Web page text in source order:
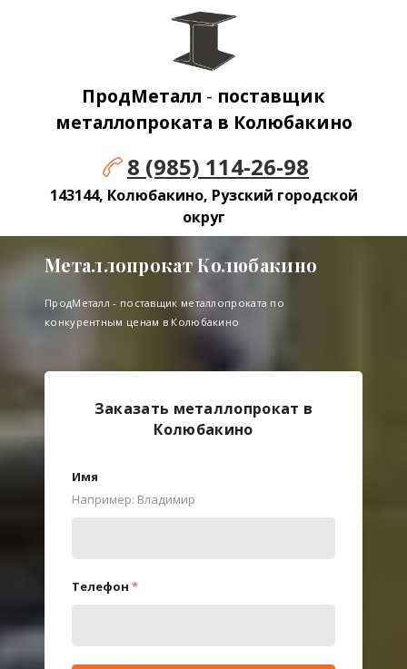
ПродМеталл - поставщик
металлопроката в Колюбакино
8 (985) 114-26-98
143144, Колюбакино, Рузский городской
округ
Металлопрокат Колюбакино
ПродМеталл - поставщик металлопроката по
конкурентным ценам в Колюбакино
Заказать металлопрокат в
Колюбакино
Имя
Например: Владимир
Телефон *